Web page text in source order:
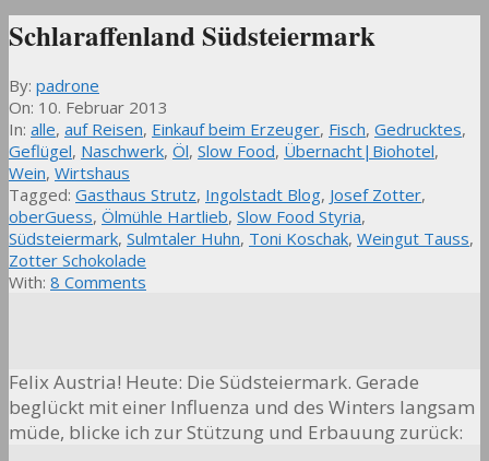
Schlaraffenland Südsteiermark
By: padrone
On: 10. Februar 2013
In: alle, auf Reisen, Einkauf beim Erzeuger, Fisch, Gedrucktes,
Geflügel, Naschwerk, Öl, Slow Food, Übernacht|Biohotel,
Wein, Wirtshaus
Tagged: Gasthaus Strutz, Ingolstadt Blog, Josef Zotter,
oberGuess, Ölmühle Hartlieb, Slow Food Styria,
Südsteiermark, Sulmtaler Huhn, Toni Koschak, Weingut Tauss,
Zotter Schokolade
With: 8 Comments
Felix Austria! Heute: Die Südsteiermark. Gerade
beglückt mit einer Influenza und des Winters langsam
müde, blicke ich zur Stützung und Erbauung zurück: